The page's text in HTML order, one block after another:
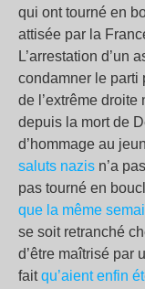
qui ont tourné en
attisée par la
L’arrestation d’un
condamner le parti
de l’extrême droite
depuis la mort de
d’hommage au
saluts nazis n’a
pas tourné en
que la même
se soit retranché
d’être maîtrisé par
faitqu’aient enfin